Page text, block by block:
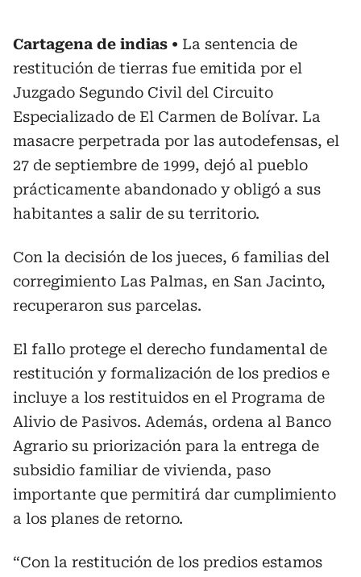
Cartagena de indias
La sentencia de
restitución de tierras fue emitida por el
Juzgado Segundo Civil del Circuito
Especializado de El Carmen de Bolívar. La
masacre perpetrada por las autodefensas, el
27 de septiembre de 1999, dejó al pueblo
prácticamente abandonado y obligó a sus
habitantes a salir de su territorio.
Con la decisión de los jueces, 6 familias del
corregimiento Las Palmas, en San Jacinto,
recuperaron sus parcelas.
El fallo protege el derecho fundamental de
restitución y formalización de los predios e
incluye a los restituidos en el Programa de
Alivio de Pasivos. Además, ordena al Banco
Agrario su priorización para la entrega de
subsidio familiar de vivienda, paso
importante que permitirá dar cumplimiento
a los planes de retorno.
“Con la restitución de los predios estamos